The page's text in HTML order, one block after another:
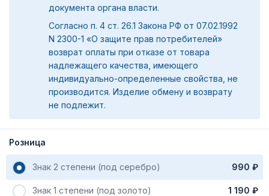
документа органа власти.
Согласно п. 4 ст. 26.1 Закона РФ от 07.02.1992
N 2300-1 «О защите прав потребителей»
возврат оплаты при отказе от товара
надлежащего качества, имеющего
индивидуально-определенные свойства, не
производится. Изделие обмену и возврату
не подлежит.
Розница
Знак 2 степени (под серебро) 990 ₽
Знак 1 степени (под золото) 1 190 ₽